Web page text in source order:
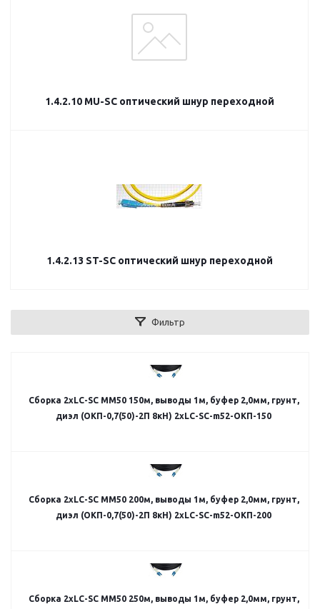
1.4.2.10 MU-SC оптический шнур переходной
1.4.2.13 ST-SC оптический шнур переходной
Фильтр
Сборка 2хLC-SC MM50 150м, выводы 1м, буфер 2,0мм, грунт,
диэл (ОКП-0,7(50)-2П 8кН) 2хLC-SC-m52-ОКП-150
Сборка 2хLC-SC MM50 200м, выводы 1м, буфер 2,0мм, грунт,
диэл (ОКП-0,7(50)-2П 8кН) 2хLC-SC-m52-ОКП-200
Сборка 2хLC-SC MM50 250м, выводы 1м, буфер 2,0мм, грунт,